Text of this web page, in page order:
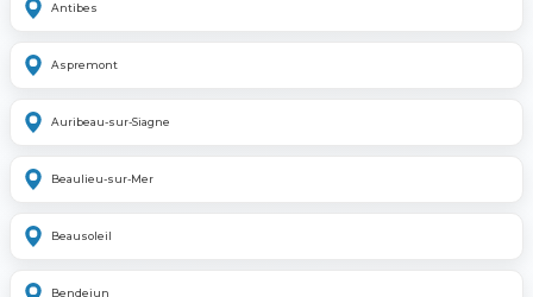
Antibes
Aspremont
Auribeau-sur-Siagne
Beaulieu-sur-Mer
Beausoleil
Bendejun